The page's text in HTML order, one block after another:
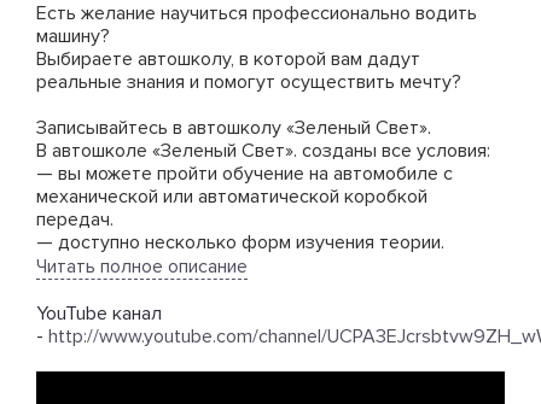
Есть желание научиться профессионально водить
машину?
Выбираете автошколу, в которой вам дадут
реальные знания и помогут осуществить мечту?
Записывайтесь в автошколу «Зеленый Свет».
В автошколе «Зеленый Свет». созданы все условия:
— вы можете пройти обучение на автомобиле с
механической или автоматической коробкой
передач.
— доступно несколько форм изучения теории.
Занятия проходят в вечернее и утреннее время, в
— мы проводим онлайн-обучение, где вы сможете
общаться с преподавателями в ZOOM. В случае,
Читать полное описание
YouTube канал
- http://www.youtube.com/channel/